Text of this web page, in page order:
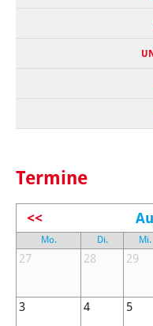
Termine
<<
Mo. Di. Mi.
27 28 29
3 4 5